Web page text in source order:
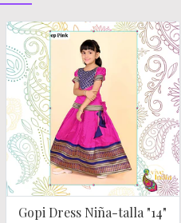
Gopi Dress Niña-talla "14"